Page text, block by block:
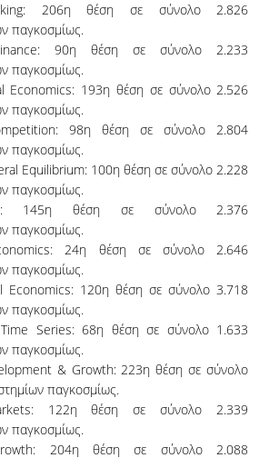
/ Διδασκαλίας ΠΠΣ
/ Διδασκαλίας ΠΜΣ
Εργαστηρίων
206ηθέση σε σύνολο 2.826
παγκοσμίως.
90ηθέση σε σύνολο 2.233
παγκοσμίως.
Economics: 193η θέση σε σύνολο 2.526
παγκοσμίως.
98ηθέση σε σύνολο 2.804
παγκοσμίως.
Equilibrium: 100ηθέση σε σύνολο 2.228
παγκοσμίως.
145η θέση σε σύνολο 2.376
παγκοσμίως.
24η θέση σε σύνολο 2.646
παγκοσμίως.
Economics: 120ηθέση σε σύνολο 3.718
παγκοσμίως.
Series: 68η θέση σε σύνολο 1.633
παγκοσμίως.
& Growth: 223η θέση σε σύνολο
παγκοσμίως.
122ηθέση σε σύνολο 2.339
παγκοσμίως.
204ηθέση σε σύνολο 2.088